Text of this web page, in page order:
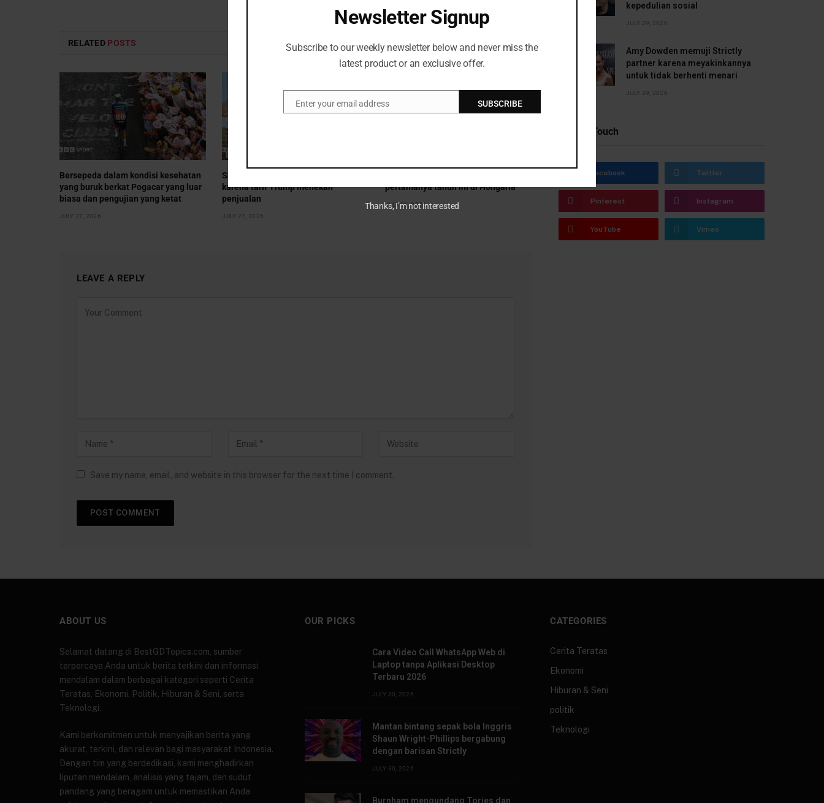
RELATED POSTS
Bersepeda dalam kondisi kesehatan
yang buruk berkat Pogacar yang luar
biasa dan pengujian yang ketat
JULY 27, 2026
Shein mengalami kerugian $99 juta
karena tarif Trump menekan
penjualan
JULY 27, 2026
pertamanya tahun ini di Hongaria
JULY 26, 2026
LEAVE A REPLY
Save my name, email, and website in this browser for the next time I comment.
kepedulian sosial
JULY 29, 2026
Amy Dowden memuji Strictly
partner karena meyakinkannya
untuk tidak berhenti menari
JULY 29, 2026
Stay In Touch
Facebook Twitter
Pinterest Instagram
YouTube Vimeo
ABOUT US
Selamat datang di BestGDTopics.com, sumber
terpercaya Anda untuk berita terkini dan informasi
mendalam dalam berbagai kategori seperti Cerita
Teratas, Ekonomi, Politik, Hiburan & Seni, serta
Teknologi.
Kami berkomitmen untuk menyajikan berita yang
akurat, terkini, dan relevan bagi masyarakat Indonesia.
Dengan tim yang berdedikasi, kami menghadirkan
liputan mendalam, analisis yang tajam, dan sudut
pandang yang beragam untuk memastikan Anda
OUR PICKS
Cara Video Call WhatsApp Web di
Laptop tanpa Aplikasi Desktop
Terbaru 2026
JULY 30, 2026
Mantan bintang sepak bola Inggris
Shaun Wright-Phillips bergabung
dengan barisan Strictly
JULY 30, 2026
Burnham mengundang Tories dan
CATEGORIES
Cerita Teratas
Ekonomi
Hiburan & Seni
politik
Teknologi
Newsletter Signup
Subscribe to our weekly newsletter below and never miss the
latest product or an exclusive offer.
EmailEnter your email address SUBSCRIBE
Thanks, I’m not interested